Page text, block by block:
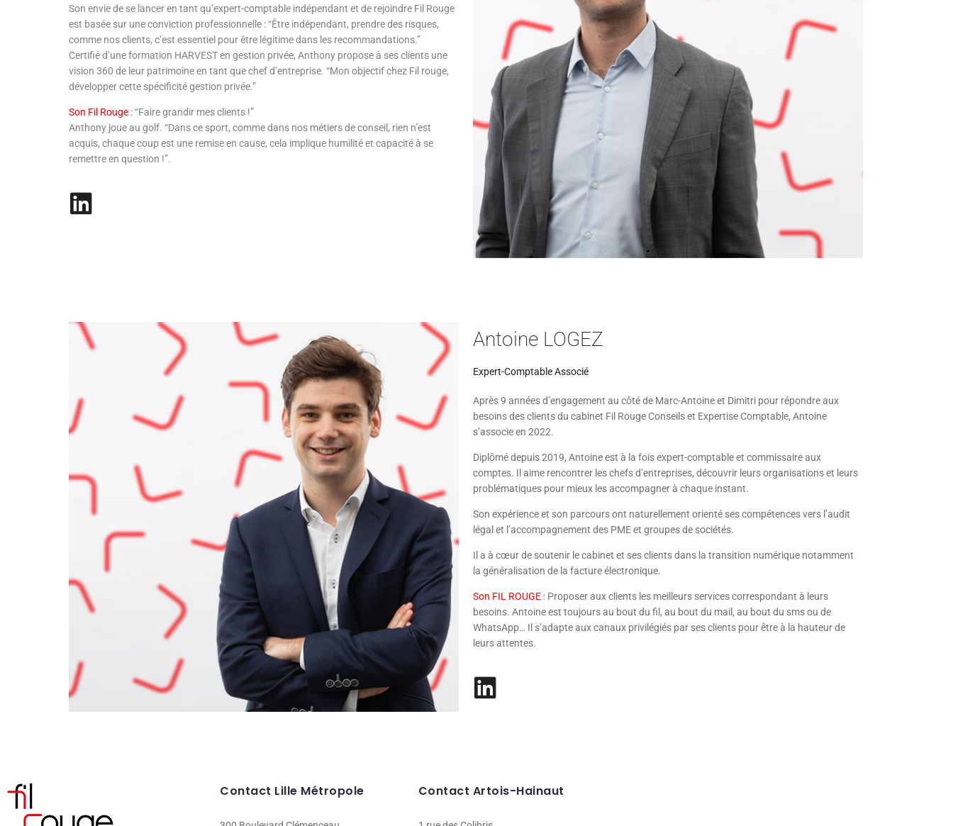
Son envie de se lancer en tant qu’expert-comptable indépendant et de rejoindre Fil Rouge
est basée sur une conviction professionnelle : “Être indépendant, prendre des risques,
comme nos clients, c’est essentiel pour être légitime dans les recommandations.”
Certifié d’une formation HARVEST en gestion privée, Anthony propose à ses clients une
vision 360 de leur patrimoine en tant que chef d’entreprise. “Mon objectif chez Fil rouge,
développer cette spécificité gestion privée.”
Son Fil Rouge :“Faire grandir mes clients !”
Anthony joue au golf. “Dans ce sport, comme dans nos métiers de conseil, rien n’est
acquis, chaque coup est une remise en cause, cela implique humilité et capacité à se
remettre en question !”.
Antoine LOGEZ
Expert-Comptable Associé
Après 9 années d’engagement au côté de Marc-Antoine et Dimitri pour répondre aux
besoins des clients du cabinet Fil Rouge Conseils et Expertise Comptable, Antoine
s’associe en 2022.
Diplômé depuis 2019, Antoine est à la fois expert-comptable et commissaire aux
comptes. Il aime rencontrer les chefs d’entreprises, découvrir leurs organisations et leurs
problématiques pour mieux les accompagner à chaque instant.
Son expérience et son parcours ont naturellement orienté ses compétences vers l’audit
légal et l’accompagnement des PME et groupes de sociétés.
Il a à cœur de soutenir le cabinet et ses clients dans la transition numérique notamment
la généralisation de la facture électronique.
Son FIL ROUGE : Proposer aux clients les meilleurs services correspondant à leurs
besoins. Antoine est toujours au bout du fil, au bout du mail, au bout du sms ou de
WhatsApp… Il s’adapte aux canaux privilégiés par ses clients pour être à la hauteur de
leurs attentes.
Contact Lille Métropole Contact Artois-Hainaut